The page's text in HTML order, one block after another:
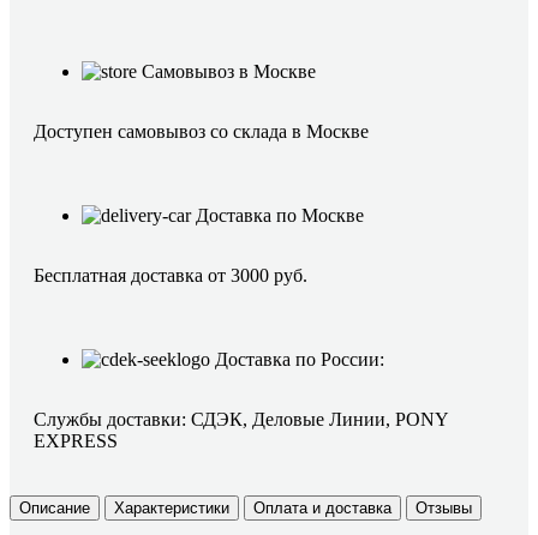
Самовывоз в Москве
Доступен самовывоз со склада в Москве
Доставка по Москве
Бесплатная доставка от 3000 руб.
Доставка по России:
Службы доставки: СДЭК, Деловые Линии, PONY
EXPRESS
Описание Характеристики Оплата и доставка Отзывы